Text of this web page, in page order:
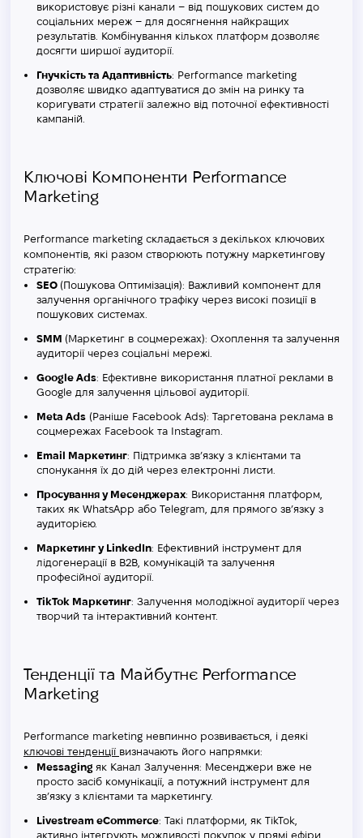
використовує різні канали – від пошукових систем до
соціальних мереж – для досягнення найкращих
результатів. Комбінування кількох платформ дозволяє
досягти ширшої аудиторії.
Гнучкість та Адаптивність: Performance marketing
дозволяє швидко адаптуватися до змін на ринку та
коригувати стратегії залежно від поточної ефективності
кампаній
Ключові Компоненти Performance
Marketing
Performance marketing складається з декількох ключових
компонентів, які разом створюють потужну маркетингову
стратегію:
SEO (Пошукова Оптимізація): Важливий компонент для
залучення органічного трафіку через високі позиції в
пошукових системах.
SMM (Маркетинг в соцмережах): Охоплення та залучення
аудиторії через соціальні мережі.
Google Ads: Ефективне використання платної реклами в
Google для залучення цільової аудиторії.
Meta Ads (Раніше Facebook Ads): Таргетована реклама в
соцмережах Facebook та Instagram.
Email Маркетинг: Підтримка зв’язку з клієнтами та
спонукання їх до дій через електронні листи.
Просування у Месенджерах: Використання платформ,
таких як WhatsApp або Telegram, для прямого зв’язку з
аудиторією.
Маркетинг у LinkedIn: Ефективний інструмент для
лідогенерації в B2B, комунікацій та залучення
професійної аудиторії.
TikTok Маркетинг: Залучення молодіжної аудиторії через
творчий та інтерактивний контент.
Тенденції та Майбутнє Performance
Marketing
Performance marketing невпинно розвивається, і деякі
ключові тенденції визначають його напрямки:
Messaging як Канал Залучення: Месенджери вже не
просто засіб комунікації, а потужний інструмент для
зв’язку з клієнтами та маркетингу​​.
Livestream eCommerce: Такі платформи, як TikTok,
активно інтегрують можливості покупок у прямі ефіри,